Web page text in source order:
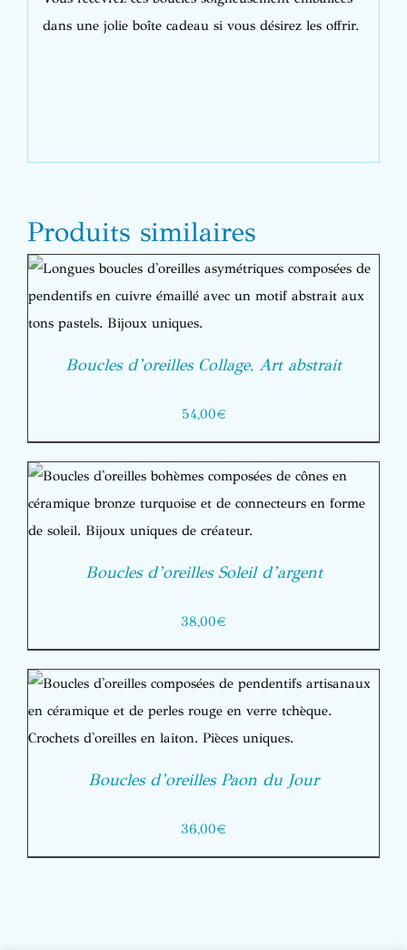
dans une jolie boîte cadeau si vous désirez les offrir.
Produits similaires
Boucles d’oreilles Collage, Art abstrait
54,00€
Boucles d’oreilles Soleil d’argent
38,00€
Boucles d’oreilles Paon du Jour
36,00€